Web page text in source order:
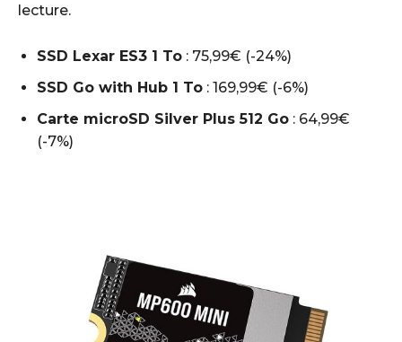
lecture.
SSD Lexar ES3 1 To : 75,99€ (-24%)
SSD Go with Hub 1 To : 169,99€ (-6%)
Carte microSD Silver Plus 512 Go : 64,99€
(-7%)